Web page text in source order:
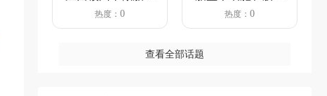
亲子鉴定需要多少
热度： 0
血有必要保存吗
热度： 0
查看全部话题